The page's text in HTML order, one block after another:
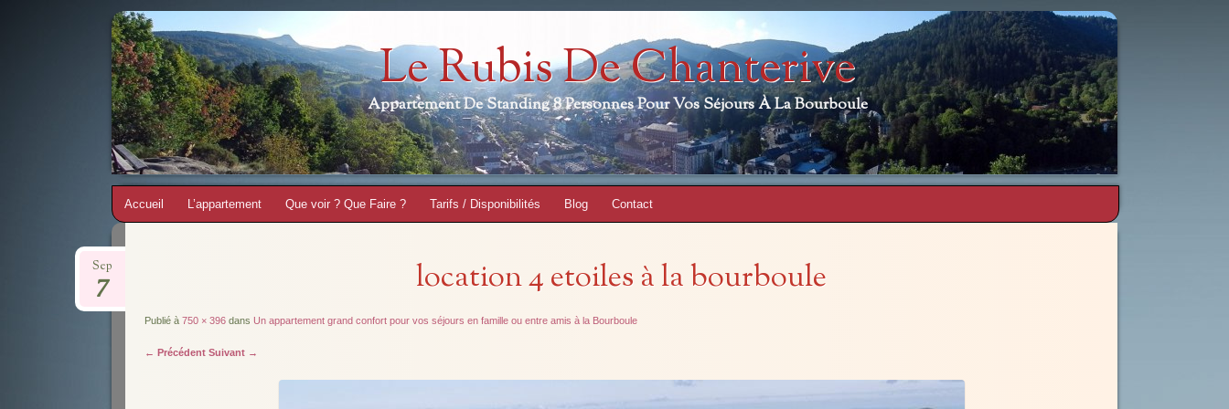
Le Rubis De Chanterive
Appartement De Standing 8 Personnes Pour Vos Séjours À La Bourboule
Aller
au
contenu
Accueil L’appartement Que voir ? Que Faire ? Tarifs / Disponibilités Blog Contact
location 4 etoiles à la bourboule
Sep
7
Publié à 750 × 396dans Un appartement grand confort pour vos séjours en famille ou entre amis à la Bourboule
← Précédent Suivant →